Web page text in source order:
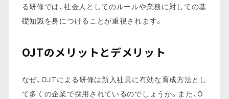
る研修では、社会人としてのルールや業務に対しての基
礎知識を身につけることが重視されます。
OJTのメリットとデメリット
なぜ、OJTによる研修は新入社員に有効な育成方法とし
て多くの企業で採用されているのでしょうか。また、O